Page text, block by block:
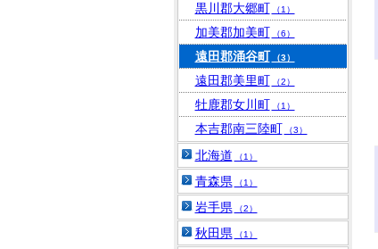
黒川郡大郷町 （1）
加美郡加美町 （6）
遠田郡涌谷町 （3）
遠田郡美里町 （2）
牡鹿郡女川町 （1）
本吉郡南三陸町 （3）
北海道 （1）
青森県 （1）
岩手県 （2）
秋田県 （1）